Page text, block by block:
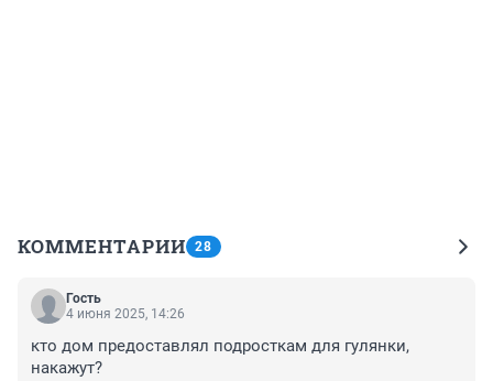
КОММЕНТАРИИ 28
Гость
4 июня 2025, 14:26
кто дом предоставлял подросткам для гулянки,
накажут?